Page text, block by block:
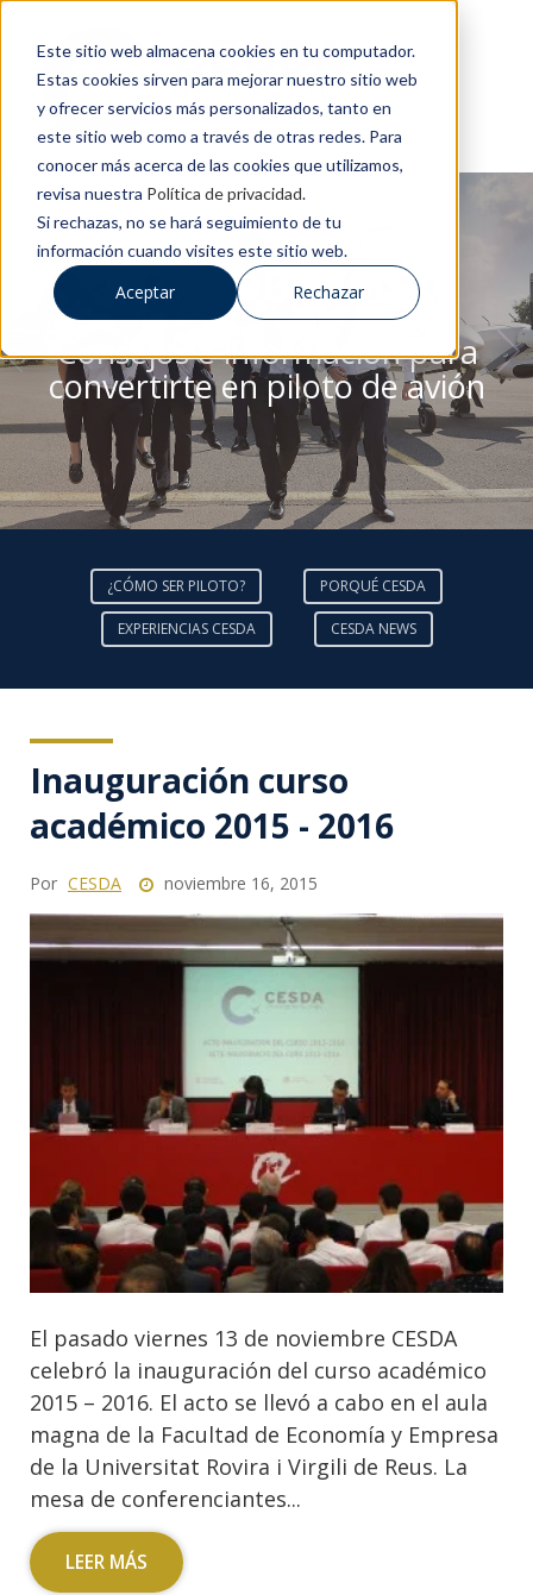
Este sitio web almacena cookies en tu computador.
Estas cookies sirven para mejorar nuestro sitio web
y ofrecer servicios más personalizados, tanto en
este sitio web como a través de otras redes. Para
conocer más acerca de las cookies que utilizamos,
revisa nuestra Política de privacidad.
Si rechazas, no se hará seguimiento de tu
información cuando visites este sitio web.
Aceptar Rechazar
BLOG DE CESDA
Consejos e información para
convertirte en piloto de avión
¿CÓMO SER PILOTO? PORQUÉ CESDA
EXPERIENCIAS CESDA CESDA NEWS
Inauguración curso
académico 2015 - 2016
Por CESDA noviembre 16, 2015
El pasado viernes 13 de noviembre CESDA
celebró la inauguración del curso académico
2015 – 2016. El acto se llevó a cabo en el aula
magna de la Facultad de Economía y Empresa
de la Universitat Rovira i Virgili de Reus. La
mesa de conferenciantes...
LEER MÁS